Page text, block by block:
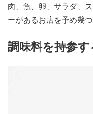
肉、魚、卵、サラダ、
ーがあるお店を予め幾
調味料を持参す